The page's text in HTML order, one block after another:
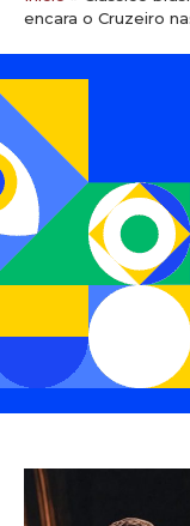
encara o Cruzeiro